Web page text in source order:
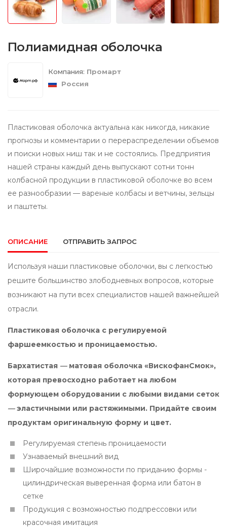
Полиамидная оболочка
Компания: Промарт
Россия
Пластиковая оболочка актуальна как никогда, никакие
прогнозы и комментарии о перераспределении объемов
и поиски новых ниш так и не состоялись. Предприятия
нашей страны каждый день выпускают сотни тонн
колбасной продукции в пластиковой оболочке во всем
ее разнообразии — вареные колбасы и ветчины, зельцы
и паштеты.
ОПИСАНИЕ ОТПРАВИТЬ ЗАПРОС
Используя наши пластиковые оболочки, вы с легкостью
решите большинство злободневных вопросов, которые
возникают на пути всех специалистов нашей важнейшей
отрасли.
Пластиковая оболочка с регулируемой
фаршеемкостью и проницаемостью.
Бархатистая — матовая оболочка «ВискофанСмок»,
которая превосходно работает на любом
формующем оборудовании с любыми видами сеток
—эластичными или растяжимыми. Придайте своим
продуктам оригинальную форму и цвет.
Регулируемая степень проницаемости
Узнаваемый внешний вид
Широчайшие возможности по приданию формы -
цилиндрическая выверенная форма или батон в
сетке
Продукция с возможностью подпрессовки или
красочная имитация